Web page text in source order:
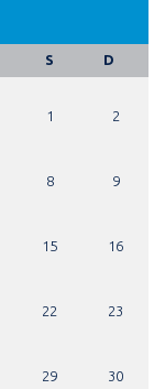
S D
1 2
8 9
15 16
22 23
29 30